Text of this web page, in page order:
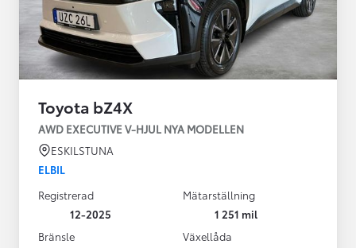
Toyota bZ4X
AWD EXECUTIVE V-HJUL NYA MODELLEN
ESKILSTUNA
ELBIL
Registrerad
12-2025
Mätarställning
1 251 mil
Bränsle
Växellåda